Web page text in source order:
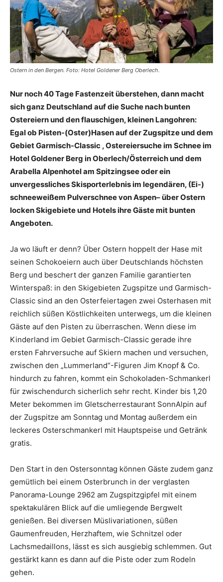
Ostern in den Bergen. Foto: Hotel Goldener Berg Oberlech.
Nur noch 40 Tage Fastenzeit überstehen, dann macht
sich ganz Deutschland auf die Suche nach bunten
Ostereiern und den flauschigen, kleinen Langohren:
Egal ob Pisten-(Oster)Hasen auf der Zugspitze und dem
Gebiet Garmisch-Classic , Ostereiersuche im Schnee im
Hotel Goldener Berg in Oberlech/Österreichund dem
Arabella Alpenhotel am Spitzingseeoder ein
unvergessliches Skisporterlebnis im legendären, (Ei-)
schneeweißem Pulverschnee von Aspen– über Ostern
locken Skigebiete und Hotels ihre Gäste mit bunten
Angeboten.
Ja wo läuft er denn? Über Ostern hoppelt der Hase mit
seinen Schokoeiern auch über Deutschlands höchsten
Berg und beschert der ganzen Familie garantierten
Winterspaß: in den Skigebieten Zugspitze und Garmisch-
Classic sind an den Osterfeiertagen zwei Osterhasen mit
reichlich süßen Köstlichkeiten unterwegs, um die kleinen
Gäste auf den Pisten zu überraschen. Wenn diese im
Kinderland im Gebiet Garmisch-Classic gerade ihre
ersten Fahrversuche auf Skiern machen und versuchen,
zwischen den „Lummerland“-Figuren Jim Knopf & Co.
hindurch zu fahren, kommt ein Schokoladen-Schmankerl
für zwischendurch sicherlich sehr recht. Kinder bis 1,20
Meter bekommen im Gletscherrestaurant SonnAlpin auf
der Zugspitze am Sonntag und Montag außerdem ein
leckeres Osterschmankerl mit Hauptspeise und Getränk
gratis.
Den Start in den Ostersonntag können Gäste zudem ganz
gemütlich bei einem Osterbrunch in der verglasten
Panorama-Lounge 2962 am Zugspitzgipfel mit einem
spektakulären Blick auf die umliegende Bergwelt
genießen. Bei diversen Müslivariationen, süßen
Gaumenfreuden, Herzhaftem, wie Schnitzel oder
Lachsmedaillons, lässt es sich ausgiebig schlemmen. Gut
gestärkt kann es dann auf die Piste oder zum Rodeln
gehen.